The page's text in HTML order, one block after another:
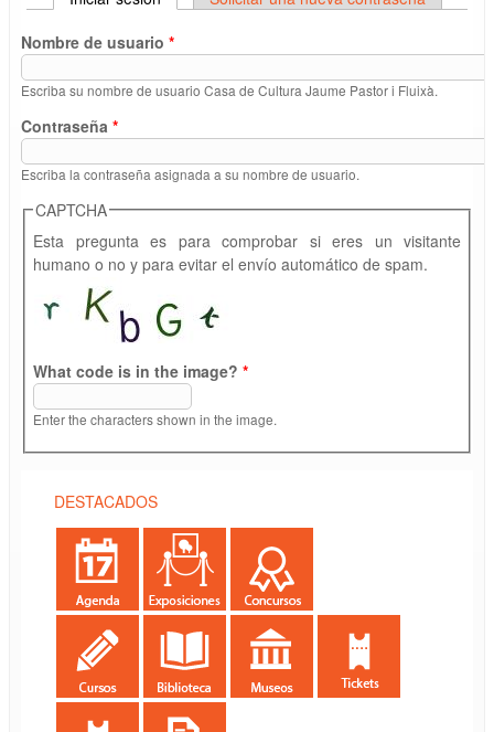
SOLAPAS PRINCIPALES
Nombre de usuario *
Escriba su nombre de usuario Casa de Cultura Jaume Pastor i Fluixà.
Contraseña *
Escriba la contraseña asignada a su nombre de usuario.
CAPTCHA
Esta pregunta es para comprobar si eres un visitante
humano o no y para evitar el envío automático de spam.
What code is in the image? *
Enter the characters shown in the image.
DESTACADOS